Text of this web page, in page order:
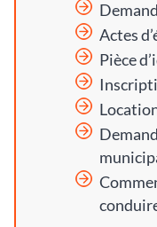
Actes
Pièce